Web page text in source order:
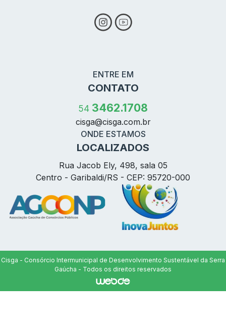
ENTRE EM
CONTATO
54 3462.1708
cisga@cisga.com.br
ONDE ESTAMOS
LOCALIZADOS
Rua Jacob Ely, 498, sala 05
Centro - Garibaldi/RS - CEP: 95720-000
Cisga - Consórcio Intermunicipal de Desenvolvimento Sustentável da Serra
Gaúcha - Todos os direitos reservados